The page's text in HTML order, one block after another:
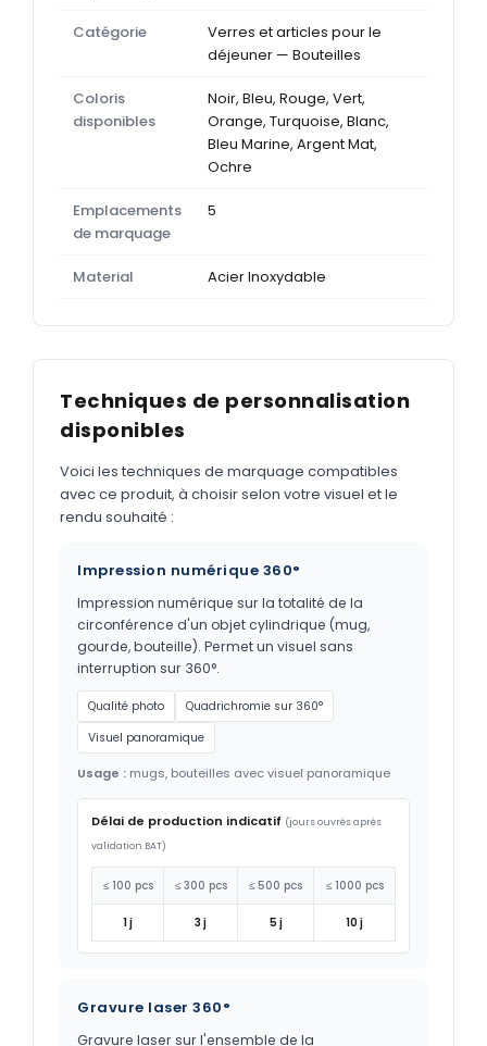
Catégorie
Verres et articles pour le
déjeuner — Bouteilles
Coloris
disponibles
Noir, Bleu, Rouge, Vert,
Orange, Turquoise, Blanc,
Bleu Marine, Argent Mat,
Ochre
Emplacements
de marquage
5
Material Acier Inoxydable
Techniques de personnalisation
disponibles
Voici les techniques de marquage compatibles
avec ce produit, à choisir selon votre visuel et le
rendu souhaité :
Impression numérique 360°
Impression numérique sur la totalité de la
circonférence d'un objet cylindrique (mug,
gourde, bouteille). Permet un visuel sans
interruption sur 360°.
Qualité photo
Quadrichromie sur 360°
Visuel panoramique
Usage : mugs, bouteilles avec visuel panoramique
Délai de production indicatif (jours ouvrés après
validation BAT)
≤ 100 pcs ≤ 300 pcs ≤ 500 pcs ≤ 1000 pcs
1 j 3 j 5 j 10 j
Gravure laser 360°
Gravure laser sur l'ensemble de la